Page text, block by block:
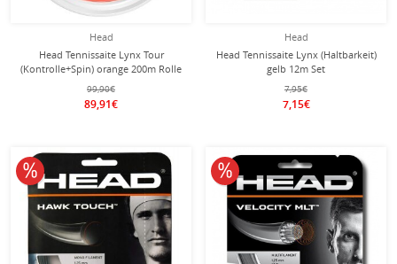
Head
Head Tennissaite Lynx Tour
(Kontrolle+Spin) orange 200m Rolle
99,90€
89,91€
Head
Head Tennissaite Lynx (Haltbarkeit)
gelb 12m Set
7,95€
7,15€
10% reduziert 10% reduziert